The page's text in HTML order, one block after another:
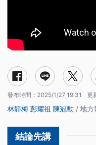
發布時間： 2025/1/27 19:31 更
林靜梅 彭耀祖 陳冠勳 / 地方